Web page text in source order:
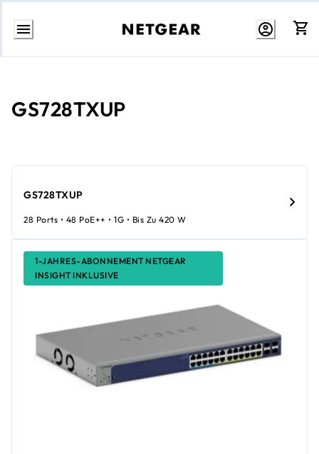
Zum
GS728TXUP
1-JAHRES-ABONNEMENT NETGEAR
INSIGHT INKLUSIVE
GS728TXUP
28 Ports • 48 PoE++ • 1G • Bis Zu 420 W